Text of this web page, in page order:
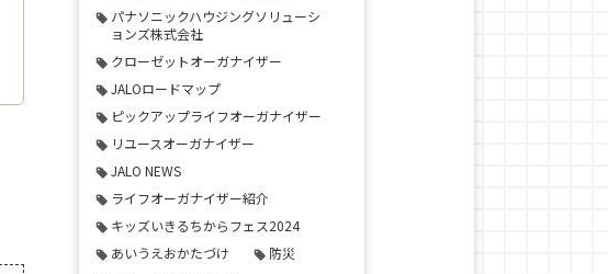
パナソニックハウジングソリューシ
ョンズ株式会社
クローゼットオーガナイザー
JALOロードマップ
ピックアップライフオーガナイザー
リユースオーガナイザー
JALO NEWS
ライフオーガナイザー紹介
キッズいきるちからフェス2024
あいうえおかたづけ
防災